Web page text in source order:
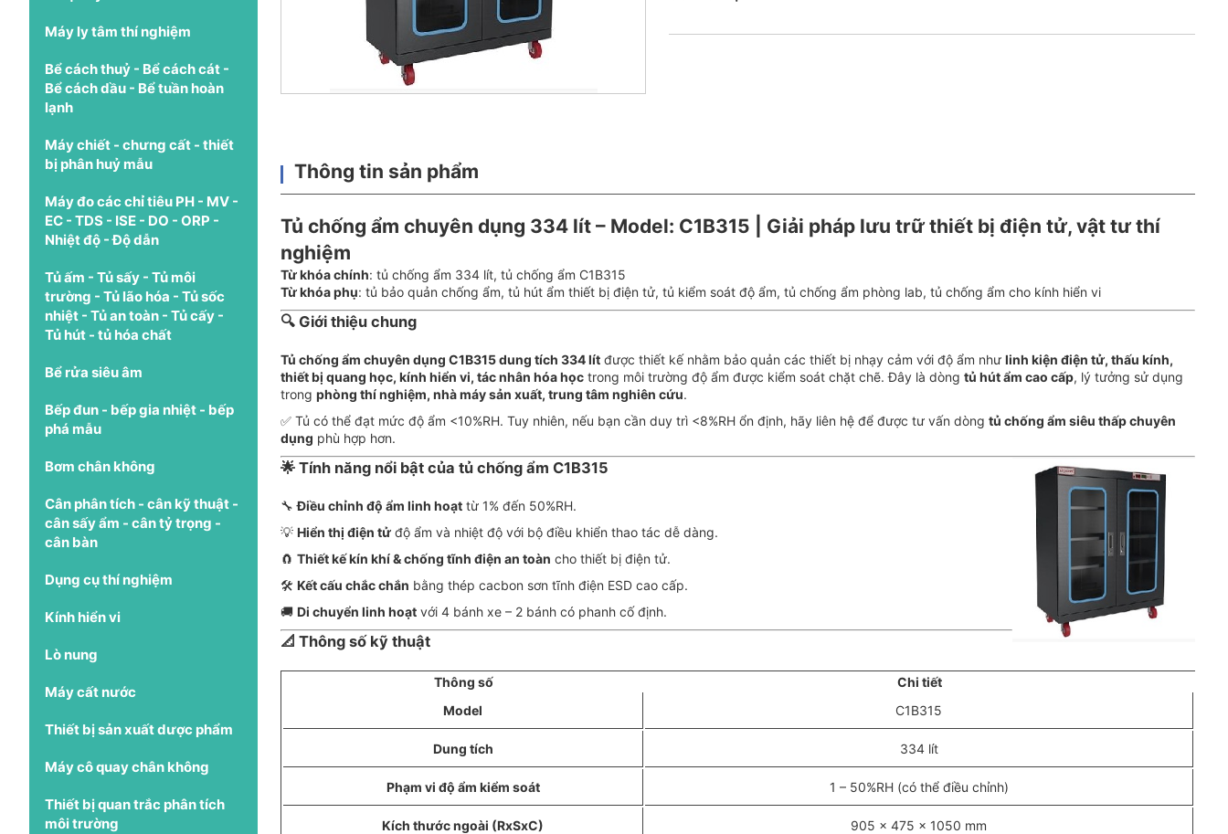
Máy ly tâm thí nghiệm
Bể cách thuỷ - Bể cách cát -
Bể cách dầu - Bể tuần hoàn
lạnh
Máy chiết - chưng cất - thiết
bị phân huỷ mẫu
Máy đo các chỉ tiêu PH - MV -
EC - TDS - ISE - DO - ORP -
Nhiệt độ - Độ dẫn
Tủ ấm - Tủ sấy - Tủ môi
trường - Tủ lão hóa - Tủ sốc
nhiệt - Tủ an toàn - Tủ cấy -
Tủ hút - tủ hóa chất
Bể rửa siêu âm
Bếp đun - bếp gia nhiệt - bếp
phá mẫu
Bơm chân không
Cân phân tích - cân kỹ thuật -
cân sấy ẩm - cân tỷ trọng -
cân bàn
Dụng cụ thí nghiệm
Kính hiển vi
Lò nung
Máy cất nước
Thiết bị sản xuất dược phẩm
Máy cô quay chân không
Thiết bị quan trắc phân tích
môi trường
Thông tin sản phẩm
Tủ chống ẩm chuyên dụng 334 lít – Model: C1B315 | Giải pháp lưu trữ thiết bị điện tử, vật tư thí
nghiệm
Từ khóa chính: tủ chống ẩm 334 lít, tủ chống ẩm C1B315
Từ khóa phụ: tủ bảo quản chống ẩm, tủ hút ẩm thiết bị điện tử, tủ kiểm soát độ ẩm, tủ chống ẩm phòng lab, tủ chống ẩm cho kính hiển vi
🔍 Giới thiệu chung
Tủ chống ẩm chuyên dụng C1B315 dung tích 334 lít được thiết kế nhằm bảo quản các thiết bị nhạy cảm với độ ẩm như linh kiện điện tử, thấu kính,
thiết bị quang học, kính hiển vi, tác nhân hóa học trong môi trường độ ẩm được kiểm soát chặt chẽ. Đây là dòng tủ hút ẩm cao cấp, lý tưởng sử dụng
trong phòng thí nghiệm, nhà máy sản xuất, trung tâm nghiên cứu.
✅ Tủ có thể đạt mức độ ẩm <10%RH. Tuy nhiên, nếu bạn cần duy trì <8%RH ổn định, hãy liên hệ để được tư vấn dòng tủ chống ẩm siêu thấp chuyên
dụng phù hợp hơn.
🌟 Tính năng nổi bật của tủ chống ẩm C1B315
🔧Điều chỉnh độ ẩm linh hoạt từ 1% đến 50%RH.
💡 Hiển thị điện tử độ ẩm và nhiệt độ với bộ điều khiển thao tác dễ dàng.
🧲 Thiết kế kín khí & chống tĩnh điện an toàn cho thiết bị điện tử.
🛠️ Kết cấu chắc chắn bằng thép cacbon sơn tĩnh điện ESD cao cấp.
🚚 Di chuyển linh hoạt với 4 bánh xe – 2 bánh có phanh cố định.
📐 Thông số kỹ thuật
Thông số
Chi tiết
Model
C1B315
Dung tích 334 lít
Phạm vi độ ẩm kiểm soát 1 – 50%RH (có thể điều chỉnh)
Kích thước ngoài (RxSxC) 905 x 475 x 1050 mm